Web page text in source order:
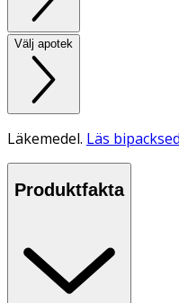
Välj apotek
Läkemedel. Läs
Produktfakta